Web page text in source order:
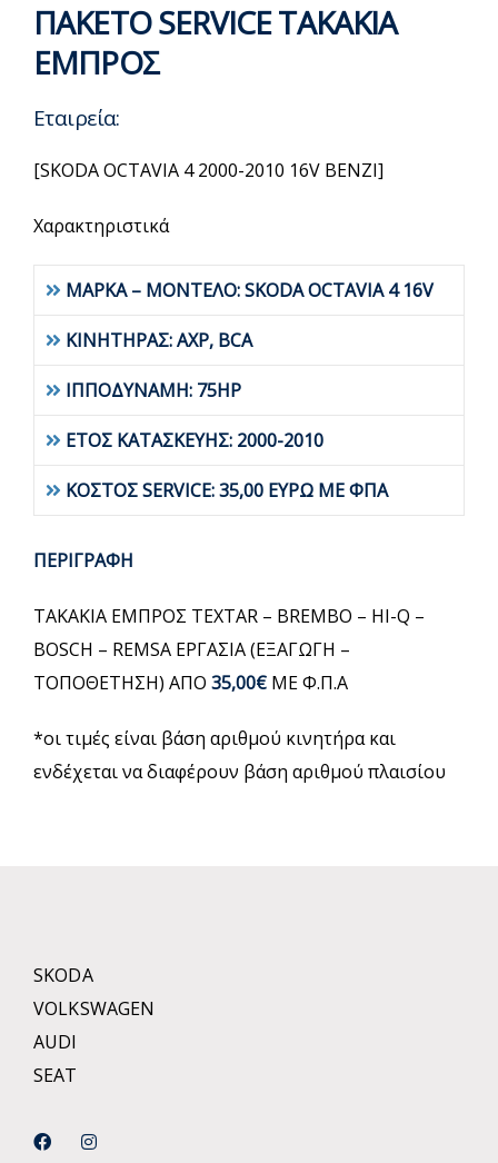
ΠΑΚΕΤΟ SERVICE ΤΑΚΑΚΙΑ
ΕΜΠΡΟΣ
Εταιρεία:
[SKODA OCTAVIA 4 2000-2010 16V BENZI]
Χαρακτηριστικά
ΜΑΡΚΑ – ΜΟΝΤΕΛΟ: SKODA OCTAVIA 4 16V
ΚΙΝΗΤΗΡΑΣ: AXP, BCA
ΙΠΠΟΔΥΝΑΜΗ: 75HP
ΕΤΟΣ ΚΑΤΑΣΚΕΥΗΣ: 2000-2010
ΚΟΣΤΟΣ SERVICE: 35,00 ΕΥΡΩ ΜΕ ΦΠΑ
ΠΕΡΙΓΡΑΦΗ
ΤΑΚΑΚΙΑ ΕΜΠΡΟΣ TEXTAR – BREMBO – HI-Q –
BOSCH – REMSA ΕΡΓΑΣΙΑ (ΕΞΑΓΩΓΗ –
ΤΟΠΟΘΕΤΗΣΗ) ΑΠΟ 35,00€ ΜΕ Φ.Π.Α
*οι τιμές είναι βάση αριθμού κινητήρα και
ενδέχεται να διαφέρουν βάση αριθμού πλαισίου
SKODA
VOLKSWAGEN
AUDI
SEAT